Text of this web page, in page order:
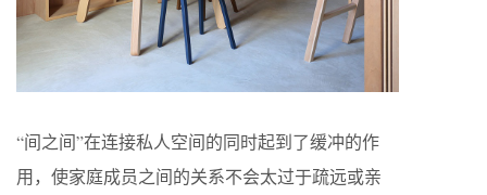
“间之间”在连接私人空间的同时起到了缓冲的作
用，使家庭成员之间的关系不会太过于疏远或亲